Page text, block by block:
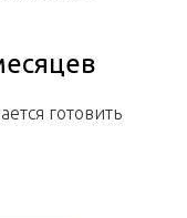
готовить